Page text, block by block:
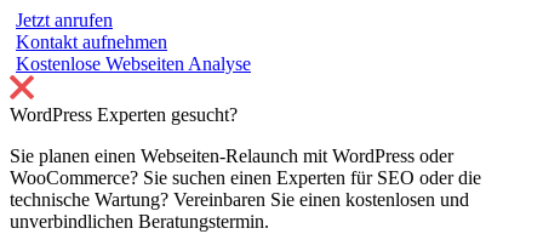
Jetzt anrufen
Kontakt aufnehmen
Kostenlose Webseiten Analyse
WordPress Experten gesucht?
Sie planen einen Webseiten-Relaunch mit WordPress oder
WooCommerce? Sie suchen einen Experten für SEO oder die
technische Wartung? Vereinbaren Sie einen kostenlosen und
unverbindlichen Beratungstermin.